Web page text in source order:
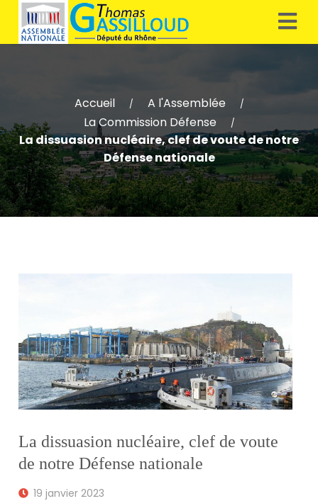
Accueil / A l'Assemblée /
La Commission Défense /
La dissuasion nucléaire, clef de voute de notre
Défense nationale
La dissuasion nucléaire, clef de voute
de notre Défense nationale
19 janvier 2023